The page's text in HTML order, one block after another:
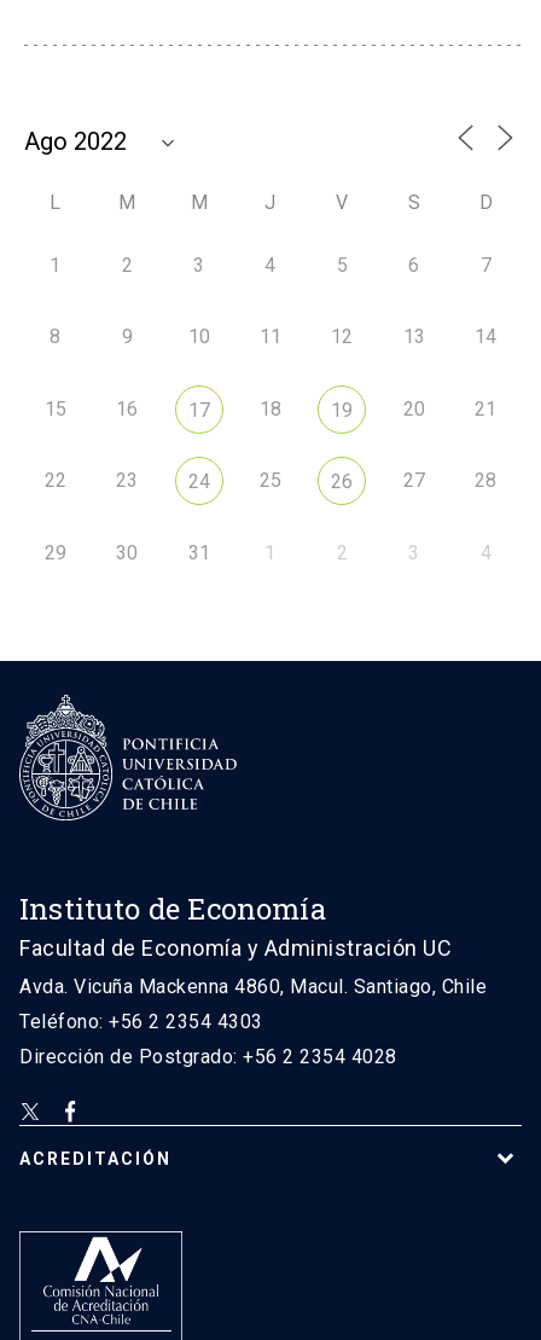
L M M J V S D
1 2 3 4 5 6 7
8 9 10 11 12 13 14
15 16 17 18 19 20 21
22 23 24 25 26 27 28
29 30 31 1 2 3 4
Instituto de Economía
Facultad de Economía y Administración UC
Avda. Vicuña Mackenna 4860, Macul. Santiago, Chile
Teléfono: +56 2 2354 4303
Dirección de Postgrado: +56 2 2354 4028
ACREDITACIÓN